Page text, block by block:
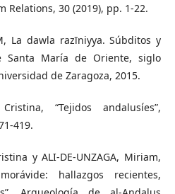
30 (2019), pp. 1-22.
La dawla razīniyya. Súbditos y
María de Oriente, siglo
de Zaragoza, 2015.
Cristina, “Tejidos andalusíes”,
419.
y ALI-DE-UNZAGA, Miriam,
hallazgos recientes,